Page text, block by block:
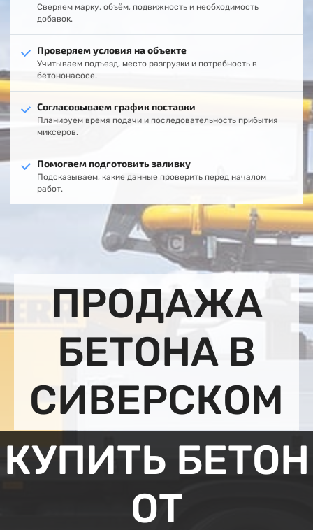
Сверяем марку, объём, подвижность и необходимость
добавок.
Проверяем условия на объекте
Учитываем подъезд, место разгрузки и потребность в
бетононасосе.
Согласовываем график поставки
Планируем время подачи и последовательность прибытия
миксеров.
Помогаем подготовить заливку
Подсказываем, какие данные проверить перед началом
работ.
ПРОДАЖА
БЕТОНА В
СИВЕРСКОМ
КУПИТЬ БЕТОН
ОТ